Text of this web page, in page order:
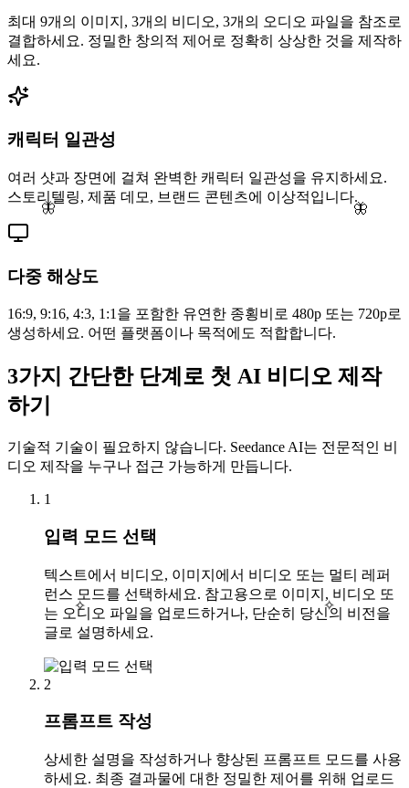
🦋
✧
🦋
✧
최대 9개의 이미지, 3개의 비디오, 3개의 오디오 파일을 참조로
결합하세요. 정밀한 창의적 제어로 정확히 상상한 것을 제작하
세요.
캐릭터 일관성
여러 샷과 장면에 걸쳐 완벽한 캐릭터 일관성을 유지하세요.
스토리텔링, 제품 데모, 브랜드 콘텐츠에 이상적입니다.
다중 해상도
16:9, 9:16, 4:3, 1:1을 포함한 유연한 종횡비로 480p 또는 720p로
생성하세요. 어떤 플랫폼이나 목적에도 적합합니다.
3가지 간단한 단계로 첫 AI 비디오 제작
하기
기술적 기술이 필요하지 않습니다. Seedance AI는 전문적인 비
디오 제작을 누구나 접근 가능하게 만듭니다.
1
입력 모드 선택
텍스트에서 비디오, 이미지에서 비디오 또는 멀티 레퍼
런스 모드를 선택하세요. 참고용으로 이미지, 비디오 또
는 오디오 파일을 업로드하거나, 단순히 당신의 비전을
글로 설명하세요.
2
프롬프트 작성
상세한 설명을 작성하거나 향상된 프롬프트 모드를 사용
하세요. 최종 결과물에 대한 정밀한 제어를 위해 업로드